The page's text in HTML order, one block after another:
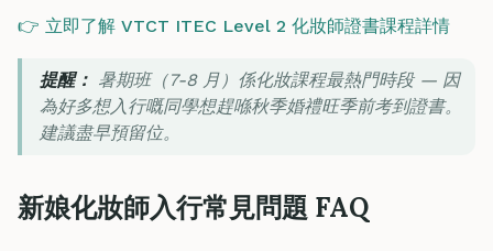
👉 立即了解 VTCT ITEC Level 2 化妝師證書課程詳情
提醒： 暑期班（7-8 月）係化妝課程最熱門時段 — 因
為好多想入行嘅同學想趕喺秋季婚禮旺季前考到證書。
建議盡早預留位。
新娘化妝師入行常見問題 FAQ